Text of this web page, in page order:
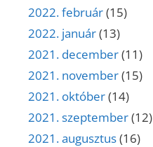
2022. február(15)
2022. január(13)
2021. december(11)
2021. november(15)
2021. október(14)
2021. szeptember(12)
2021. augusztus(16)